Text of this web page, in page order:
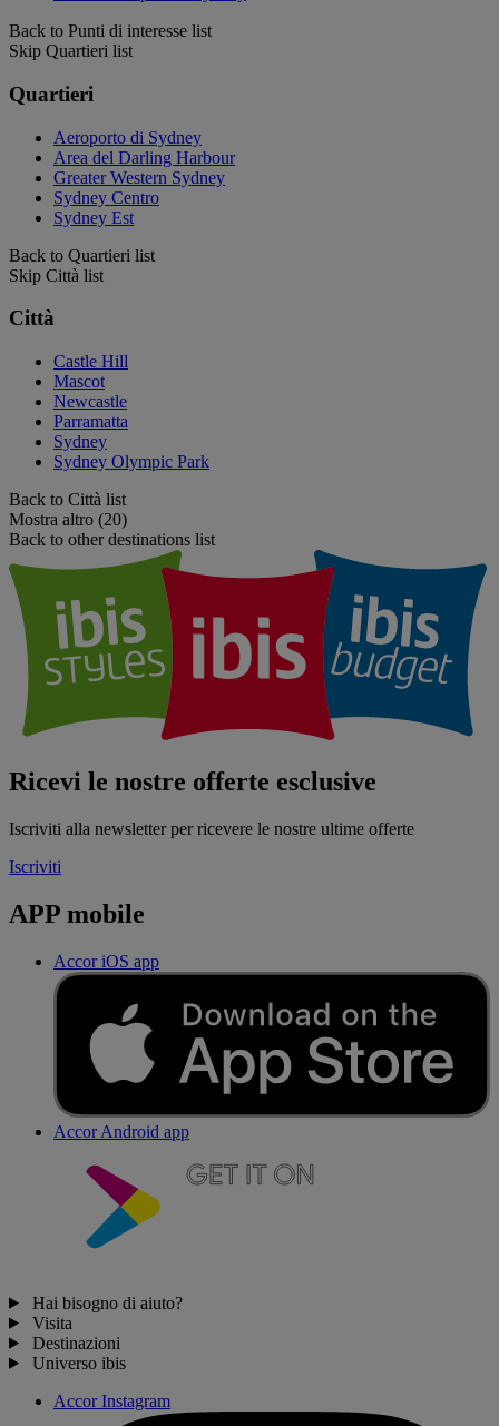
Back to Punti di interesse list
Skip Quartieri list
Quartieri
Aeroporto di Sydney
Area del Darling Harbour
Greater Western Sydney
Sydney Centro
Sydney Est
Back to Quartieri list
Skip Città list
Città
Castle Hill
Mascot
Newcastle
Parramatta
Sydney
Sydney Olympic Park
Back to Città list
Mostra altro (20)
Back to other destinations list
Ricevi le nostre offerte esclusive
Iscriviti alla newsletter per ricevere le nostre ultime offerte
Iscriviti
APP mobile
Accor iOS app
Accor Android app
Hai bisogno di aiuto?
Visita
Destinazioni
Universo ibis
Accor Instagram